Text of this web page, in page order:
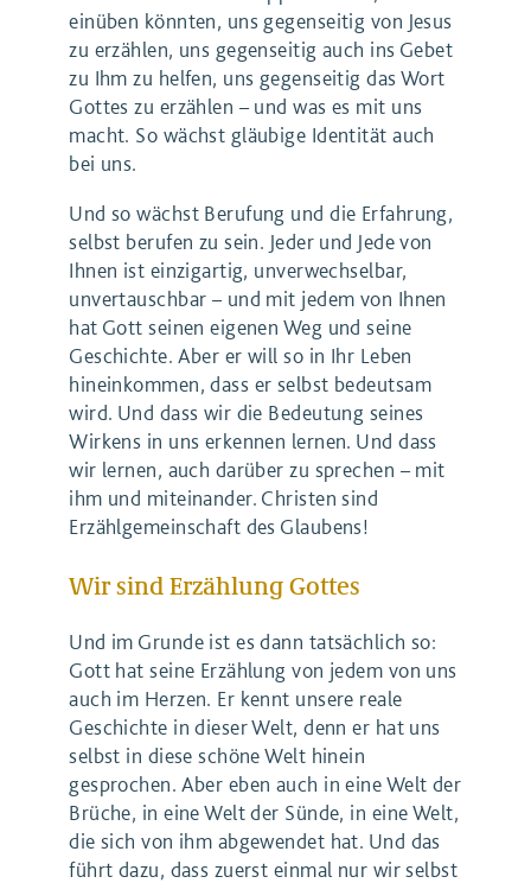
einüben könnten, uns gegenseitig von Jesus
zu erzählen, uns gegenseitig auch ins Gebet
zu Ihm zu helfen, uns gegenseitig das Wort
Gottes zu erzählen – und was es mit uns
macht. So wächst gläubige Identität auch
bei uns.
Und so wächst Berufung und die Erfahrung,
selbst berufen zu sein. Jeder und Jede von
Ihnen ist einzigartig, unverwechselbar,
unvertauschbar – und mit jedem von Ihnen
hat Gott seinen eigenen Weg und seine
Geschichte. Aber er will so in Ihr Leben
hineinkommen, dass er selbst bedeutsam
wird. Und dass wir die Bedeutung seines
Wirkens in uns erkennen lernen. Und dass
wir lernen, auch darüber zu sprechen – mit
ihm und miteinander. Christen sind
Erzählgemeinschaft des Glaubens!
Wir sind Erzählung Gottes
Und im Grunde ist es dann tatsächlich so:
Gott hat seine Erzählung von jedem von uns
auch im Herzen. Er kennt unsere reale
Geschichte in dieser Welt, denn er hat uns
selbst in diese schöne Welt hinein
gesprochen. Aber eben auch in eine Welt der
Brüche, in eine Welt der Sünde, in eine Welt,
die sich von ihm abgewendet hat. Und das
führt dazu, dass zuerst einmal nur wir selbst